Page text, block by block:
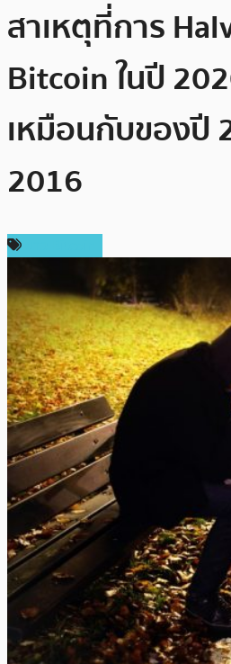
สาเหตุที่การ
Bitcoin ในปี
เหมือนกับของปี
2016